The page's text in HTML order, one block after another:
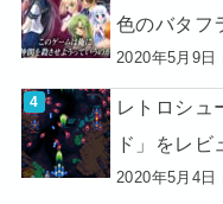
色のバタフ
2020年5月9日
レトロシュ
ド」をレビ
2020年5月4日